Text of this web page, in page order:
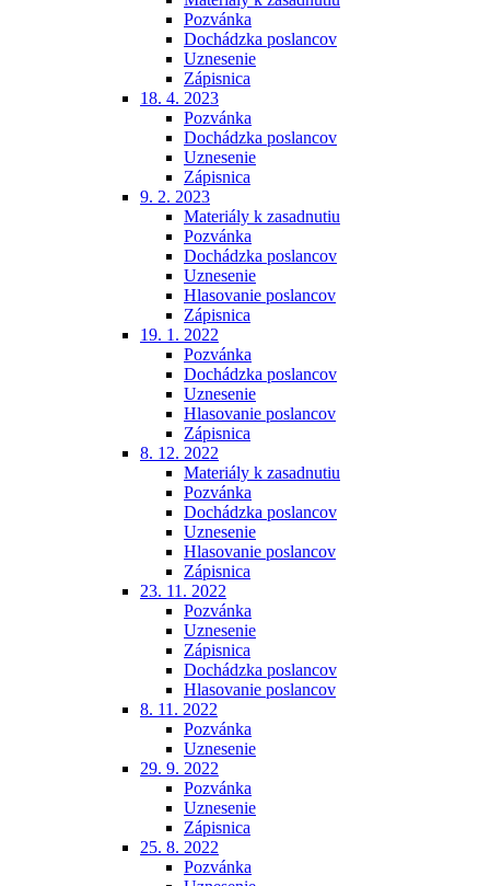
Pozvánka
Dochádzka poslancov
Uznesenie
Zápisnica
18. 4. 2023
Pozvánka
Dochádzka poslancov
Uznesenie
Zápisnica
9. 2. 2023
Materiály k zasadnutiu
Pozvánka
Dochádzka poslancov
Uznesenie
Hlasovanie poslancov
Zápisnica
19. 1. 2022
Pozvánka
Dochádzka poslancov
Uznesenie
Hlasovanie poslancov
Zápisnica
8. 12. 2022
Materiály k zasadnutiu
Pozvánka
Dochádzka poslancov
Uznesenie
Hlasovanie poslancov
Zápisnica
23. 11. 2022
Pozvánka
Uznesenie
Zápisnica
Dochádzka poslancov
Hlasovanie poslancov
8. 11. 2022
Pozvánka
Uznesenie
29. 9. 2022
Pozvánka
Uznesenie
Zápisnica
25. 8. 2022
Pozvánka